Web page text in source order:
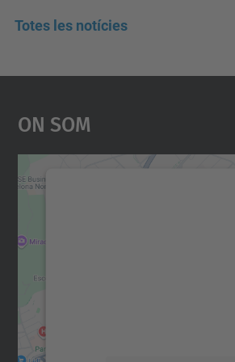
Totes les notícies
On Som